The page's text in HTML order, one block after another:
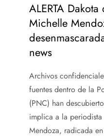
ALERTA
Michelle
news
Archivos
fuentes dentro de la
(PNC) han
implica a la
Mendoza, radicada